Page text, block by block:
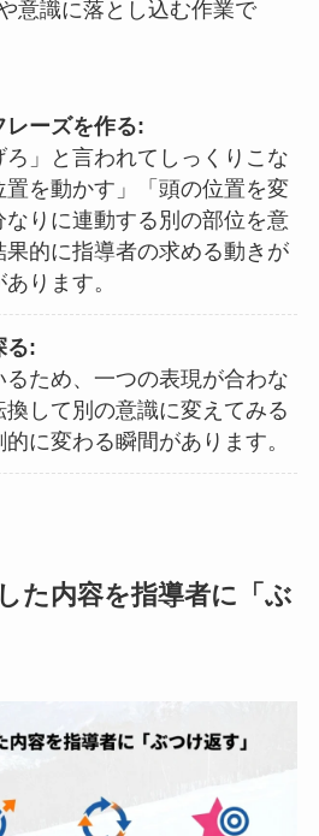
意識に落とし込む作業で
レーズを作る:
」と言われてしっくりこな
を動かす」「頭の位置を変
なりに連動する別の部位を意
的に指導者の求める動きが
ります。
る:
ため、一つの表現が合わな
換して別の意識に変えてみる
に変わる瞬間があります。
た内容を指導者に「ぶ